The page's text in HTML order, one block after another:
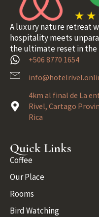
A luxury nature retreat
hospitality meets
the ultimate reset in the
+506 8770 1654
4km al final de La
Rivel, Cartago
Rica
Quick Links
Coffee
Our Place
Rooms
Bird Watching